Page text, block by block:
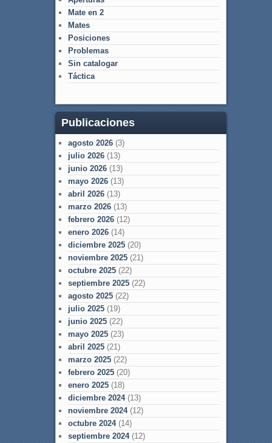
Mate en 2
Mates
Posiciones
Problemas
Sin catalogar
Táctica
Publicaciones
agosto 2026(3)
julio 2026(13)
junio 2026(13)
mayo 2026(13)
abril 2026(13)
marzo 2026(13)
febrero 2026(12)
enero 2026(14)
diciembre 2025(20)
noviembre 2025(21)
octubre 2025(22)
septiembre 2025(22)
agosto 2025(22)
julio 2025(19)
junio 2025(22)
mayo 2025(23)
abril 2025(21)
marzo 2025(22)
febrero 2025(20)
enero 2025(18)
diciembre 2024(13)
noviembre 2024(12)
octubre 2024(14)
septiembre 2024(12)